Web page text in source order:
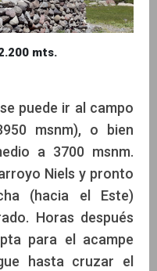
mts.
puede ir al campo
msnm), o bien
a 3700 msnm.
Niels y pronto
(hacia el Este)
Horas después
para el acampe
hasta cruzar el